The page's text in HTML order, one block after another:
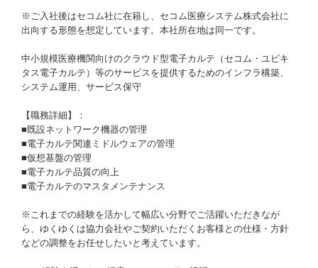
※ご入社後はセコム社に在籍し、セコム医療システム株式会社に
出向する形態を想定しています。本社所在地は同一です。
中小規模医療機関向けのクラウド型電子カルテ（セコム・ユビキ
タス電子カルテ）等のサービスを提供するためのインフラ構築、
システム運用、サービス保守
【職務詳細】：
■既設ネットワーク機器の管理
■電子カルテ関連ミドルウェアの管理
■仮想基盤の管理
■電子カルテ品質の向上
■電子カルテのマスタメンテナンス
※これまでの経験を活かして幅広い分野でご活躍いただきなが
ら、ゆくゆくは協力会社やご契約いただくお客様との仕様・方針
などの調整をお任せしたいと考えています。